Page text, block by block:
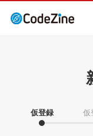
仮登録 仮